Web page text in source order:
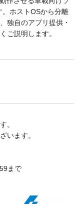
ホストOSから分離
独自のアプリ提供・
ご説明します。
。
います。
まで